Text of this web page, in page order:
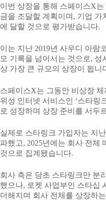
이번 상장을 통해 스페이스X
금을 조달할 계획이며, 기업 가
에 달할 것으로 평가받습니다.
이는 지난 2019년 사우디 아람
모 기록을 넘어서는 것으로,
상 가장 큰 규모의 상장이 됩니
스페이스X는 그동안 비상장
위성 인터넷 서비스인 ‘스타링
로 성장하며 상장 준비를 서두
실제로 스타링크 가입자는 지
파했고, 2025년에는 회사 전체
것으로 집계됐습니다.
회사 측은 당초 스타링크만 분
했으나, 로켓 사업부인 스타십
더해지며 회사 전체를 상장하